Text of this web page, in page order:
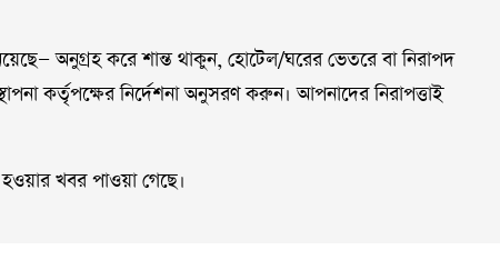
অনুগ্রহ করে শান্ত থাকুন, হোটেল/ঘরের ভেতরে বা নিরাপদ
কর্তৃপক্ষের নির্দেশনা অনুসরণ করুন। আপনাদের নিরাপত্তাই
খবর পাওয়া গেছে।